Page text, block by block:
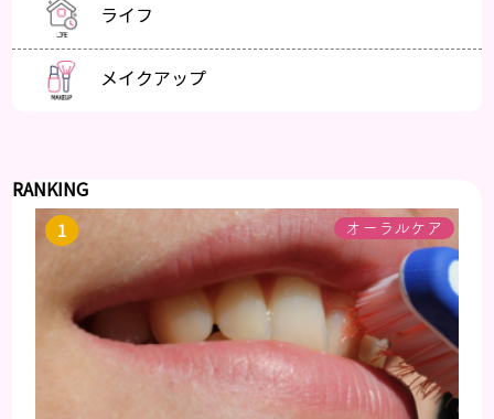
ライフ
メイクアップ
RANKING
オーラルケア